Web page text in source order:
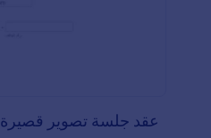
عقد جلسة تصوير قصيرة